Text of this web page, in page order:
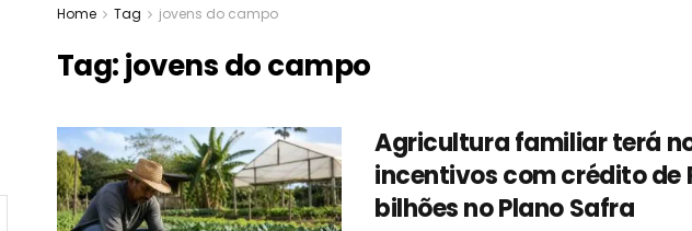
Home Tag jovens do campo
Tag:jovens do campo
Agricultura familiar terá
incentivos com crédito de
bilhões no Plano Safra